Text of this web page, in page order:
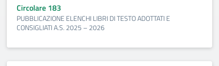
Circolare 183
PUBBLICAZIONE ELENCHI LIBRI DI TESTO ADOTTATI E
CONSIGLIATI A.S. 2025 – 2026